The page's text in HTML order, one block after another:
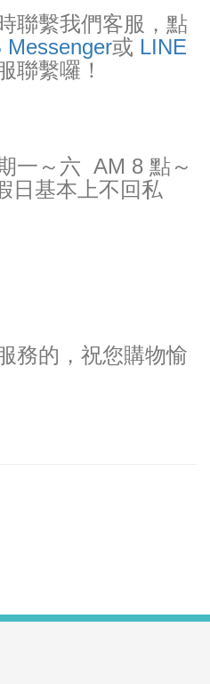
聯繫我們客服，點
Messenger或 LINE
聯繫囉！
一～六 AM 8 點～
日基本上不回私
務的，祝您購物愉